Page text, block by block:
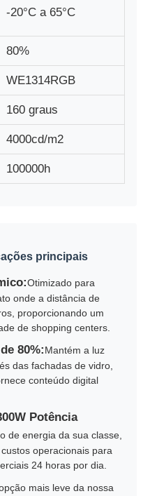
-20°C a 65°C
80%
WE1314RGB
160 graus
4000cd/m2
100000h
principais
Otimizado para
onde a distância de
proporcionando um
de shopping centers.
80%:Mantém a luz
das fachadas de vidro,
conteúdo digital
Potência
de energia da sua classe,
operacionais para
24 horas por dia.
mais leve da nossa